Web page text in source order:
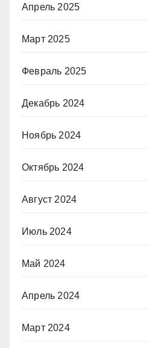
Апрель 2025
Март 2025
Февраль 2025
Декабрь 2024
Ноябрь 2024
Октябрь 2024
Август 2024
Июль 2024
Май 2024
Апрель 2024
Март 2024